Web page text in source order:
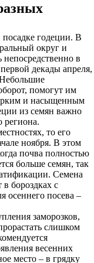
годеции. В
округ и
в
декады апреля,
помогут им
и насыщенным
из семян важно
региона.
то его
ноября. В этом
почва полностью
больше семян, так
Семена
бороздках с
осеннего посева –
заморозков,
слишком
весенних
место – в грядку